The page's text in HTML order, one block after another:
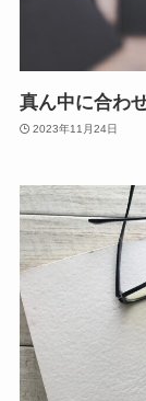
真ん中に合わ
2023年11月24日